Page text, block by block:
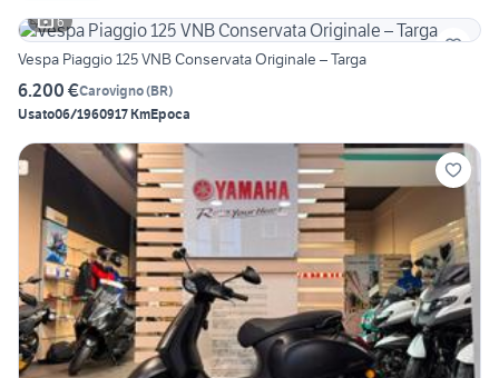
6
Vespa Piaggio 125 VNB Conservata Originale – Targa
6.200 €Carovigno(BR)
Usato06/1960917 KmEpoca